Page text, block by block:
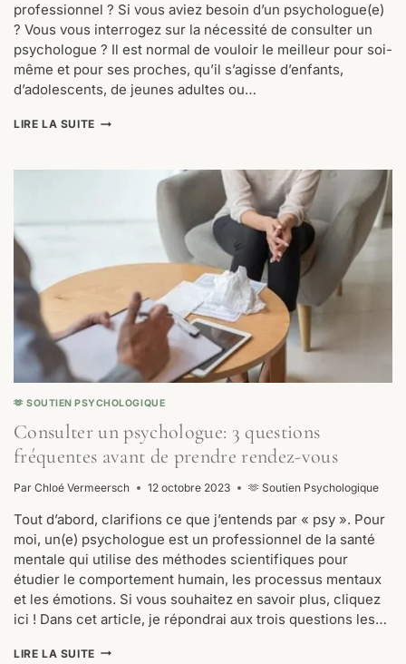
professionnel ? Si vous aviez besoin d’un psychologue(e)
? Vous vous interrogez sur la nécessité de consulter un
psychologue ? Il est normal de vouloir le meilleur pour soi-
même et pour ses proches, qu’il s’agisse d’enfants,
d’adolescents, de jeunes adultes ou…
LIRE LA SUITEBESOIN
?
RÉVÉLATEURS
🫶 SOUTIEN PSYCHOLOGIQUE
Consulter un psychologue: 3 questions
fréquentes avant de prendre rendez-vous
Par Chloé Vermeersch 12 octobre 2023 🫶 Soutien Psychologique
Tout d’abord, clarifions ce que j’entends par « psy ». Pour
moi, un(e) psychologue est un professionnel de la santé
mentale qui utilise des méthodes scientifiques pour
étudier le comportement humain, les processus mentaux
et les émotions. Si vous souhaitez en savoir plus, cliquez
ici ! Dans cet article, je répondrai aux trois questions les…
LIRE LA SUITECONSULTER